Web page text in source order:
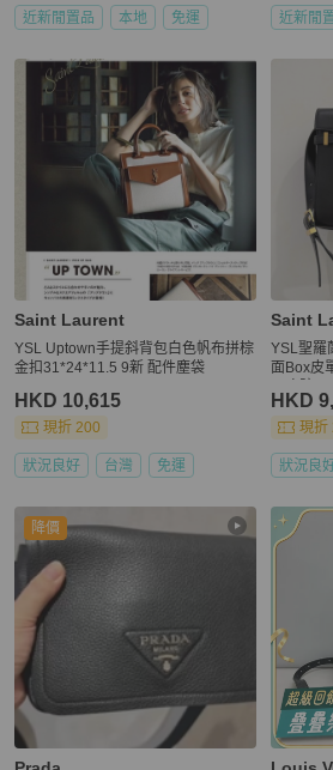
近新閒置品 本地 免運 近新閒
Saint Laurent
YSL Uptown手提斜背包白色帆布拼棕
金扣31*24*11.5 9新 配件塵袋
HKD 10,615
現折 200
狀況良好 台灣 免運
Saint
YSL聖羅
面Box皮
HKD
現折
狀況良
降價